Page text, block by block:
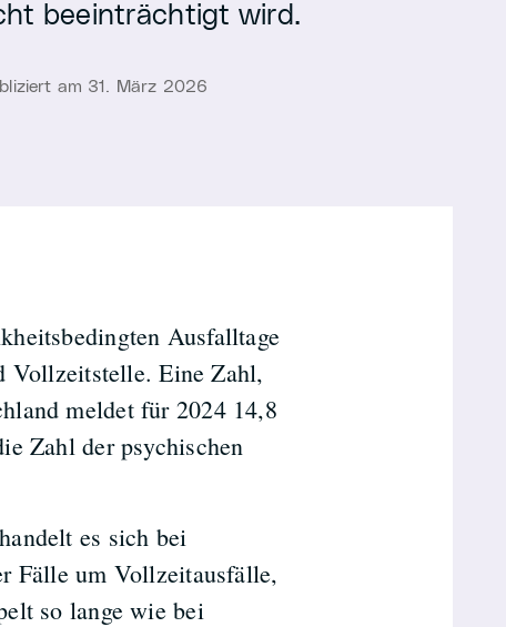
beeinträchtigt wird.
am 31. März 2026
Ausfalltage
Vollzeitstelle. Eine Zahl,
meldet für 2024 14,8
Zahl der psychischen
es sich bei
Fälle um Vollzeitausfälle,
so lange wie bei